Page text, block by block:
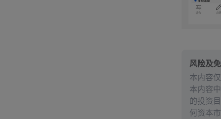
风险及
本内容
本内容
的投资
何资本